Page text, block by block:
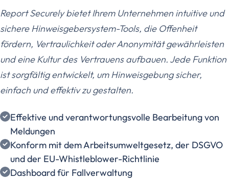
Report Securely bietet Ihrem Unternehmen intuitive und
sichere Hinweisgebersystem-Tools, die Offenheit
fördern, Vertraulichkeit oder Anonymität gewährleisten
und eine Kultur des Vertrauens aufbauen. Jede Funktion
ist sorgfältig entwickelt, um Hinweisgebung sicher,
einfach und effektiv zu gestalten.
Effektive und verantwortungsvolle Bearbeitung von
Meldungen
Konform mit dem Arbeitsumweltgesetz, der DSGVO
und der EU-Whistleblower-Richtlinie
Dashboard für Fallverwaltung